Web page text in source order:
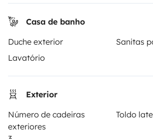
Casa de banho
Duche exterior
Sanitas
Lavatório
Exterior
Número de cadeiras
exteriores
Toldo
Criar um anúncio
Contrato de aluguer
Seguro de aluguer
Assistências de aluguer